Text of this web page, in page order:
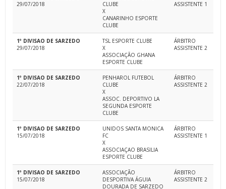
29/07/2018
CLUBE
X
CANARINHO ESPORTE
CLUBE
ASSISTENTE 1
1º DIVISAO DE SARZEDO
29/07/2018
TSL ESPORTE CLUBE
X
ASSOCIAÇÃO GHANA
ESPORTE CLUBE
ÁRBITRO
ASSISTENTE 2
1º DIVISAO DE SARZEDO
22/07/2018
PENHAROL FUTEBOL
CLUBE
X
ASSOC. DEPORTIVO LA
SEGUNDA ESPORTE
CLUBE
ÁRBITRO
ASSISTENTE 2
1º DIVISAO DE SARZEDO
15/07/2018
UNIDOS SANTA MONICA
FC
X
ASSOCIAÇAO BRASILIA
ESPORTE CLUBE
ÁRBITRO
ASSISTENTE 1
1º DIVISAO DE SARZEDO
15/07/2018
ASSOCIAÇÃO
DESPORTIVA ÁGUIA
DOURADA DE SARZEDO
ÁRBITRO
ASSISTENTE 2